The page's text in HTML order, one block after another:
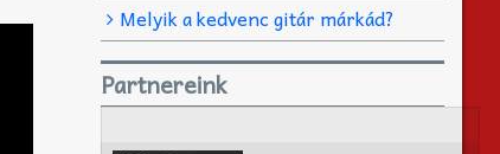
Melyik a kedvenc gitár márkád?
Partnereink